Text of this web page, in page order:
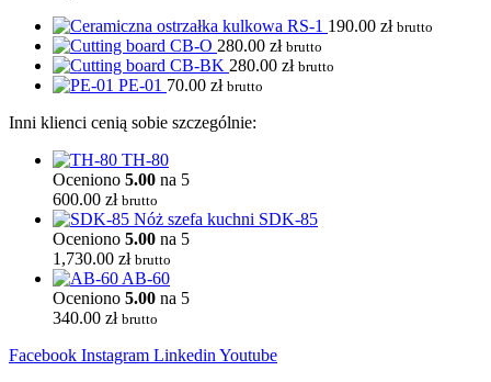
RS-1 190.00 zł brutto
CB-O 280.00 zł brutto
CB-BK 280.00 zł brutto
PE-01 70.00 zł brutto
Inni klienci cenią sobie szczególnie:
TH-80
Oceniono 5.00 na 5
600.00 zł brutto
SDK-85
Oceniono 5.00 na 5
1,730.00 zł brutto
AB-60
Oceniono 5.00 na 5
340.00 zł brutto
Facebook Instagram Linkedin Youtube